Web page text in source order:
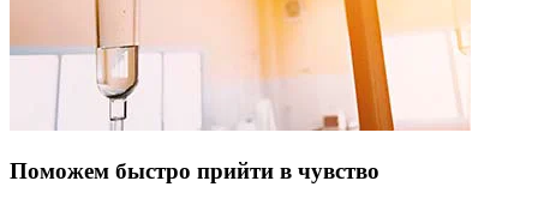
Поможем быстро прийти в чувство